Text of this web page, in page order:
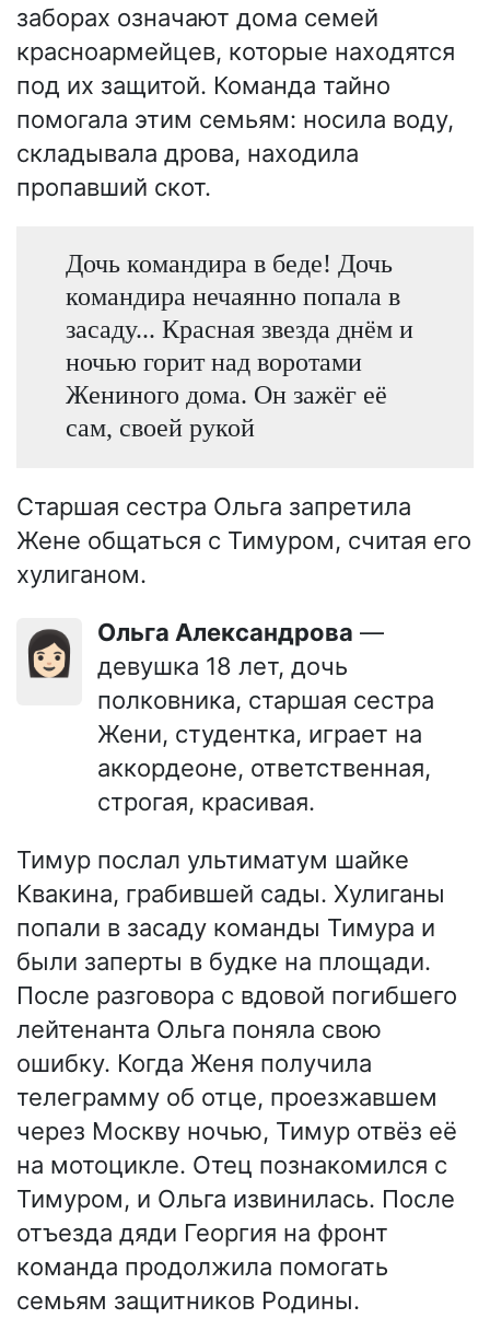
заборах означают дома семей
красноармейцев, которые находятся
под их защитой. Команда тайно
помогала этим семьям: носила воду,
складывала дрова, находила
пропавший скот.
Дочь командира в беде! Дочь
командира нечаянно попала в
засаду... Красная звезда днём и
ночью горит над воротами
Жениного дома. Он зажёг её
сам, своей рукой
Старшая сестра Ольга запретила
Жене общаться с Тимуром, считая его
хулиганом.
👩🏻 Ольга Александрова —
девушка 18 лет, дочь
полковника, старшая сестра
Жени, студентка, играет на
аккордеоне, ответственная,
строгая, красивая.
Тимур послал ультиматум шайке
Квакина, грабившей сады. Хулиганы
попали в засаду команды Тимура и
были заперты в будке на площади.
После разговора с вдовой погибшего
лейтенанта Ольга поняла свою
ошибку. Когда Женя получила
телеграмму об отце, проезжавшем
через Москву ночью, Тимур отвёз её
на мотоцикле. Отец познакомился с
Тимуром, и Ольга извинилась. После
отъезда дяди Георгия на фронт
команда продолжила помогать
семьям защитников Родины.